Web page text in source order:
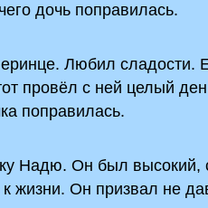
дочь поправилась.
Любил сладости.
провёл с ней целый
поправилась.
Надю. Он был высокий,
жизни. Он призвал не